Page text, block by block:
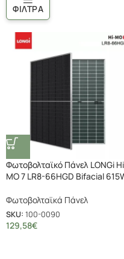
ΦΊΛΤΡΑ
Φωτοβολταϊκό Πάνελ LONGi
MO 7 LR8-66HGD Bifacial
Φωτοβολταϊκά Πάνελ
SKU: 100-0090
129,58€